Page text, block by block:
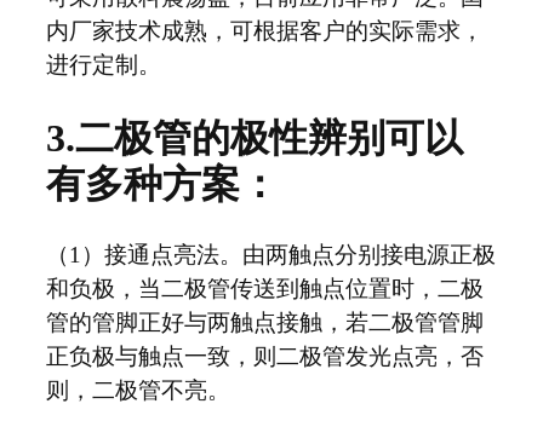
内厂家技术成熟，可根据客户的实际需求，
进行定制。
3.二极管的极性辨别可以
有多种方案：
（1）接通点亮法。由两触点分别接电源正极
和负极，当二极管传送到触点位置时，二极
管的管脚正好与两触点接触，若二极管管脚
正负极与触点一致，则二极管发光点亮，否
则，二极管不亮。